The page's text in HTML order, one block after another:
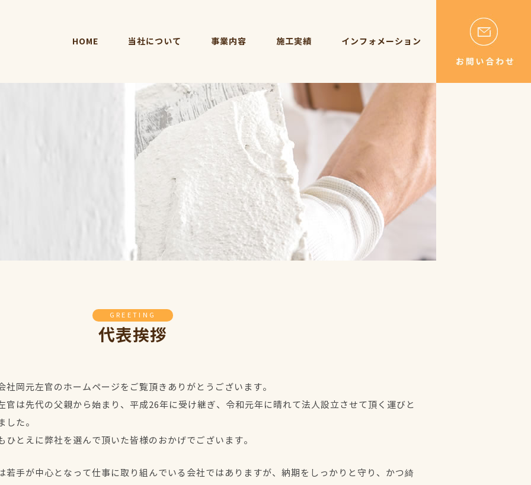
HOME 当社について 事業内容 施工実績 インフォメーション
GREETING
代表挨拶
社岡元左官のホームページをご覧頂きありがとうございます。
官は先代の父親から始まり、平成26年に受け継ぎ、令和元年に晴れて法人設立させて頂く運びと
した。
ひとえに弊社を選んで頂いた皆様のおかげでございます。
若手が中心となって仕事に取り組んでいる会社ではありますが、納期をしっかりと守り、かつ綺